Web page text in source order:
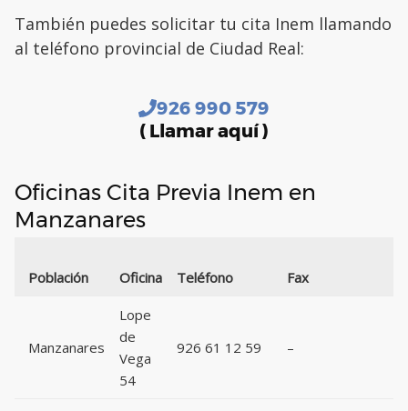
También puedes solicitar tu cita Inem llamando
al teléfono provincial de Ciudad Real:
926 990 579
( Llamar aquí )
Oficinas Cita Previa Inem en
Manzanares
Población Oficina Teléfono Fax
Manzanares
Lope
de
Vega
54
926 61 12 59 –